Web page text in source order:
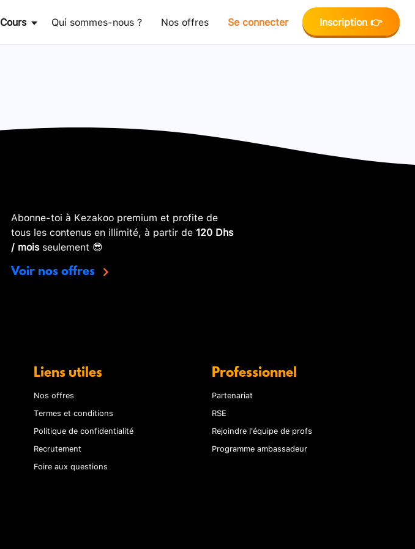
Cours Qui sommes-nous ? Nos offres Se connecter Inscription 👉
Abonne-toi à Kezakoo premium et profite de
tous les contenus en illimité, à partir de 120 Dhs
/ moisseulement 😎
Voir nos offres
Liens utiles
Nos offres
Termes et conditions
Politique de confidentialité
Recrutement
Foire aux questions
Professionnel
Partenariat
RSE
Rejoindre l'équipe de profs
Programme ambassadeur